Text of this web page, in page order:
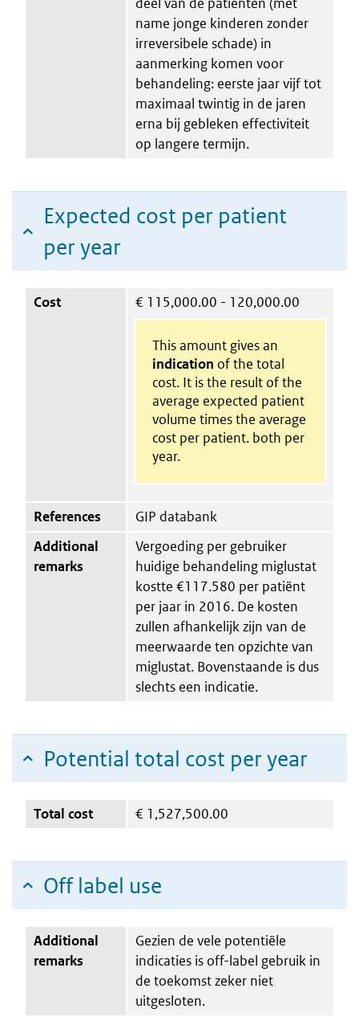
name jonge kinderen zonder
irreversibele schade) in
aanmerking komen voor
behandeling: eerste jaar vijf tot
maximaal twintig in de jaren
erna bij gebleken effectiviteit
op langere termijn.
Expected cost per patient
per year
Cost € 115,000.00 - 120,000.00
This amount gives an
indication of the total
cost. It is the result of the
average expected patient
volume times the average
cost per patient. both per
year.
References
GIP databank
Additional
remarks
Vergoeding per gebruiker
huidige behandeling miglustat
kostte €117.580 per patiënt
per jaar in 2016. De kosten
zullen afhankelijk zijn van de
meerwaarde ten opzichte van
miglustat. Bovenstaande is dus
slechts een indicatie.
Potential total cost per year
Total cost € 1,527,500.00
Off label use
Additional
remarks
Gezien de vele potentiële
indicaties is off-label gebruik in
de toekomst zeker niet
uitgesloten.